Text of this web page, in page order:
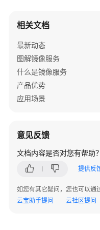
相关文档
最新动态
图解镜像服务
什么是镜像服务
产品优势
应用场景
意见反馈
文档内容是否对您有帮助？
提供反
如您有其它疑问，您也可以通
云宝助手提问
云社区提问